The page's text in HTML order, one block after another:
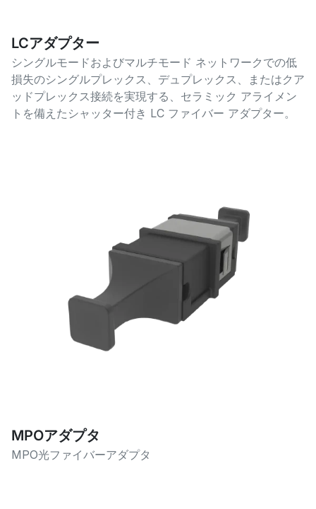
LCアダプター
シングルモードおよびマルチモード ネットワークでの低
損失のシングルプレックス、デュプレックス、またはクア
ッドプレックス接続を実現する、セラミック アライメン
トを備えたシャッター付き LC ファイバー アダプター。
MPOアダプタ
MPO光ファイバーアダプタ